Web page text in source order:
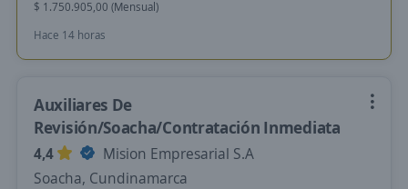
$ 1.750.905,00 (Mensual)
Hace 14 horas
Auxiliares De
Revisión/Soacha/Contratación Inmediata
4,4
Mision Empresarial S.A
Soacha, Cundinamarca